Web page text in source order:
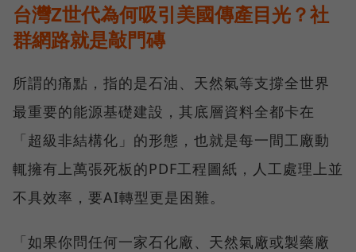
台灣Z世代為何吸引美國傳產目光？社
群網路就是敲門磚
所謂的痛點，指的是石油、天然氣等支撐全世界
最重要的能源基礎建設，其底層資料全都卡在
「超級非結構化」的形態，也就是每一間工廠動
輒擁有上萬張死板的PDF工程圖紙，人工處理上並
不具效率，要AI轉型更是困難。
「如果你問任何一家石化廠、天然氣廠或製藥廠